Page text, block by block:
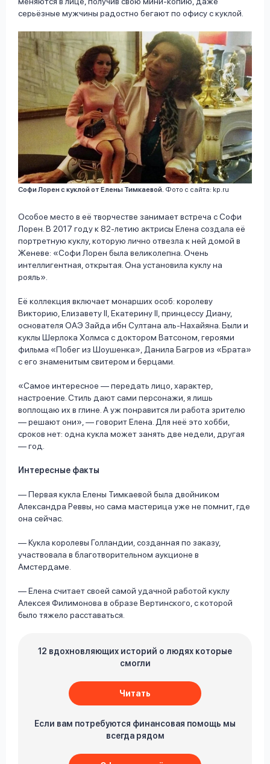
серьёзные мужчины радостно бегают по офису с куклой.
Софи Лорен с куклой от Елены Тимкаевой. Фото с сайта: kp.ru
Особое место в её творчестве занимает встреча с Софи
Лорен. В 2017 году к 82-летию актрисы Елена создала её
портретную куклу, которую лично отвезла к ней домой в
Женеве: «Софи Лорен была великолепна. Очень
интеллигентная, открытая. Она установила куклу на
рояль».
Её коллекция включает монарших особ: королеву
Викторию, Елизавету II, Екатерину II, принцессу Диану,
основателя ОАЭ Зайда ибн Султана аль-Нахайяна. Были и
куклы Шерлока Холмса с доктором Ватсоном, героями
фильма «Побег из Шоушенка», Данила Багров из «Брата»
с его знаменитым свитером и берцами.
«Самое интересное — передать лицо, характер,
настроение. Стиль дают сами персонажи, я лишь
воплощаю их в глине. А уж понравится ли работа зрителю
— решают они», — говорит Елена. Для неё это хобби,
сроков нет: одна кукла может занять две недели, другая
— год.
Интересные факты
— Первая кукла Елены Тимкаевой была двойником
Александра Реввы, но сама мастерица уже не помнит, где
она сейчас.
— Кукла королевы Голландии, созданная по заказу,
участвовала в благотворительном аукционе в
Амстердаме.
— Елена считает своей самой удачной работой куклу
Алексея Филимонова в образе Вертинского, с которой
было тяжело расставаться.
12 вдохновляющих историй о людях которые
смогли
Читать
Если вам потребуются финансовая помощь мы
всегда рядом